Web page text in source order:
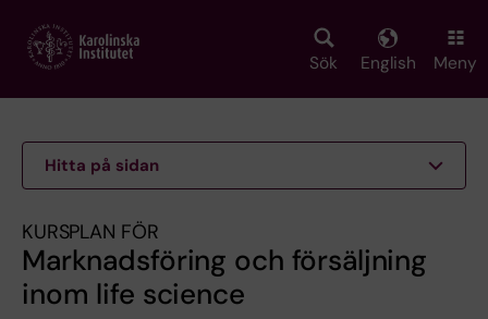
main
Sök English Meny
Hitta på sidan
KURSPLAN FÖR
Marknadsföring och försäljning
inom life science